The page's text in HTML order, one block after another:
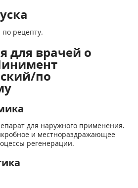
по рецепту.
для врачей о
по
для наружного применения.
и местнораздражающее
регенерации.